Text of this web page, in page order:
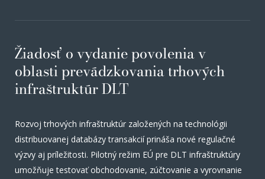
Žiadosť o vydanie povolenia v
oblasti prevádzkovania trhových
infraštruktúr DLT
Rozvoj trhových infraštruktúr založených na technológii
distribuovanej databázy transakcií prináša nové regulačné
výzvy aj príležitosti. Pilotný režim EÚ pre DLT infraštruktúry
umožňuje testovať obchodovanie, zúčtovanie a vyrovnanie